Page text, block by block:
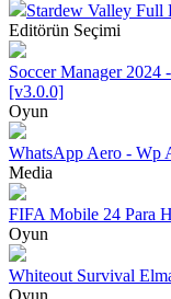
Stardew Valley
Editörün Seçimi
Soccer Manager
[v3.0.0]
Oyun
WhatsApp Aero - Wp
Media
FIFA Mobile 24 Para
Oyun
Whiteout Survival